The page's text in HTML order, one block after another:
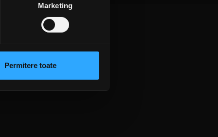
la
secțiunea cu detalii
cu privire la modul în
urma folosirii serviciilor
Marketing
Permitere toate